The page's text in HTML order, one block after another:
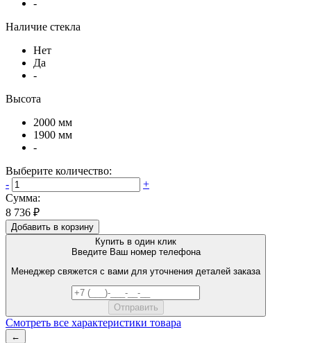
-
Наличие стекла
Нет
Да
-
Высота
2000 мм
1900 мм
-
Выберите количество:
-
+
Сумма:
8 736 ₽
Добавить в корзину
Купить в один клик
Введите Ваш номер телефона
Менеджер свяжется с вами для уточнения деталей заказа
Смотреть все характеристики товара
←